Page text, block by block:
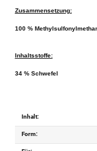
Zusammensetzung:
100 %
Inhaltsstoffe:
34 % Schwefel
Inhalt:
Form: